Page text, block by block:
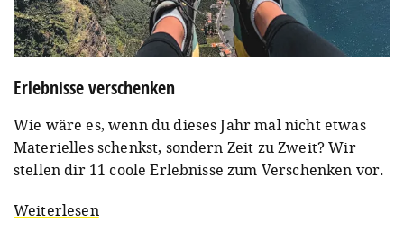
Erlebnisse verschenken
Wie wäre es, wenn du dieses Jahr mal nicht etwas
Materielles schenkst, sondern Zeit zu Zweit? Wir
stellen dir 11 coole Erlebnisse zum Verschenken vor.
Weiterlesen